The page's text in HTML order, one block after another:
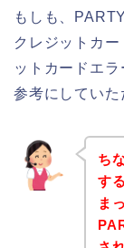
もしも、
クレジットカ
ットカードエ
参考にしていた
ち
す
ま